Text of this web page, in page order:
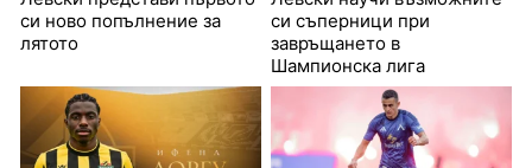
си ново попълнение за
лятото
си съперници при
завръщането в
Шампионска лига